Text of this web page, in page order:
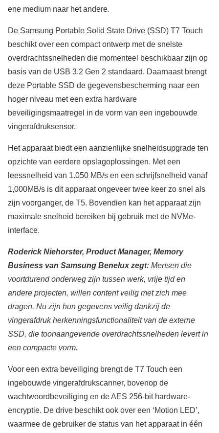
ene medium naar het andere.
De Samsung Portable Solid State Drive (SSD) T7 Touch
beschikt over een compact ontwerp met de snelste
overdrachtssnelheden die momenteel beschikbaar zijn op
basis van de USB 3.2 Gen 2 standaard. Daarnaast brengt
deze Portable SSD de gegevensbescherming naar een
hoger niveau met een extra hardware
beveiligingsmaatregel in de vorm van een ingebouwde
vingerafdruksensor.
Het apparaat biedt een aanzienlijke snelheidsupgrade ten
opzichte van eerdere opslagoplossingen. Met een
leessnelheid van 1.050 MB/s en een schrijfsnelheid vanaf
1,000MB/s is dit apparaat ongeveer twee keer zo snel als
zijn voorganger, de T5. Bovendien kan het apparaat zijn
maximale snelheid bereiken bij gebruik met de NVMe-
interface.
Roderick Niehorster, Product Manager, Memory
Business van Samsung Benelux zegt: Mensen die
voortdurend onderweg zijn tussen werk, vrije tijd en
andere projecten, willen content veilig met zich mee
dragen. Nu zijn hun gegevens veilig dankzij de
vingerafdruk herkenningsfunctionaliteit van de externe
SSD, die toonaangevende overdrachtssnelheden levert in
een compacte vorm.
Voor een extra beveiliging brengt de T7 Touch een
ingebouwde vingerafdrukscanner, bovenop de
wachtwoordbeveiliging en de AES 256-bit hardware-
encryptie. De drive beschikt ook over een ‘Motion LED’,
waarmee de gebruiker de status van het apparaat in één